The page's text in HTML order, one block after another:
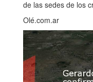
de las sedes de los
Olé.com.ar